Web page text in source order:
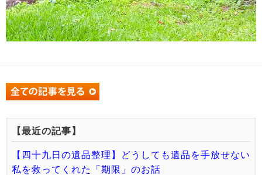
【最近の記事】
【四十九日の遺品整理】どうしても遺品を手放せない
私を救ってくれた「期限」のお話